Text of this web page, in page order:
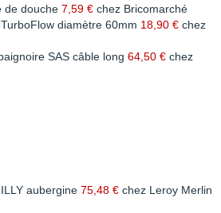
de douche 7,59 € chez Bricomarché
diamètre 60mm 18,90 € chez
SAS câble long 64,50 € chez
aubergine 75,48 € chez Leroy Merlin